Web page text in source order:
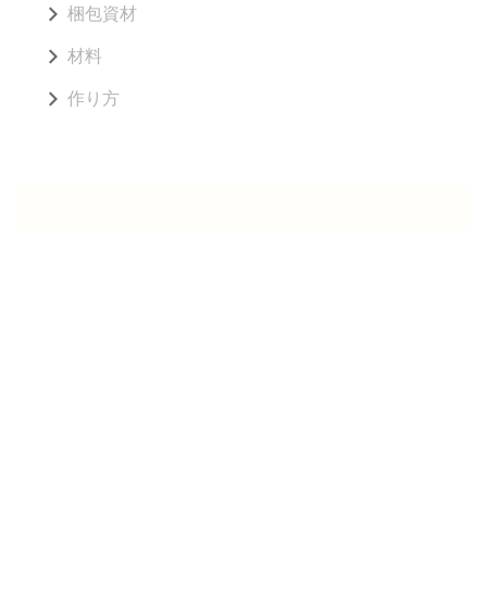
梱包資材
材料
作り方